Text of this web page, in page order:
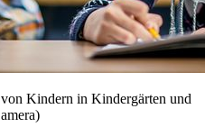
Kindern in Kindergärten und